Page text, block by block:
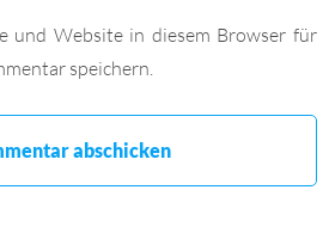
und Website in diesem Browser für
speichern.